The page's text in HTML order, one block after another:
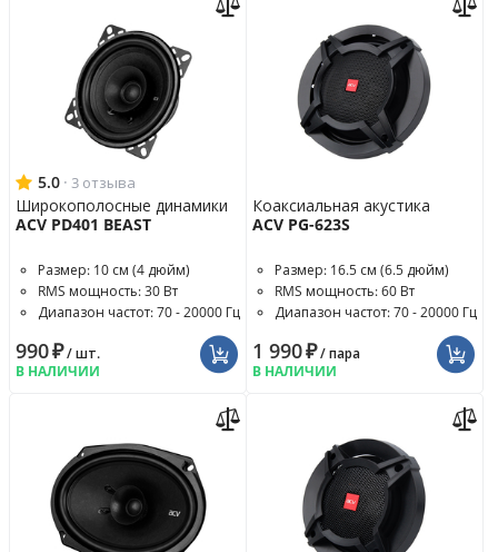
5.0 · 3 отзыва
Широкополосные динамики
ACV PD401 BEAST
Размер: 10 см (4 дюйм)
RMS мощность: 30 Вт
Диапазон частот: 70 - 20000 Гц
990₽/ шт.
В НАЛИЧИИ
Коаксиальная акустика
ACV PG-623S
Размер: 16.5 см (6.5 дюйм)
RMS мощность: 60 Вт
Диапазон частот: 70 - 20000 Гц
1 990₽/ пара
В НАЛИЧИИ